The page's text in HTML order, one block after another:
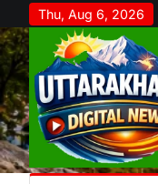
to
content
Thu, Aug 6, 2026